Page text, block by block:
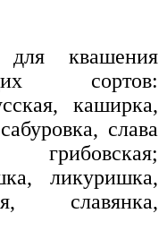
для квашения
сортов:
каширка,
слава
ликуришка,
славянка,